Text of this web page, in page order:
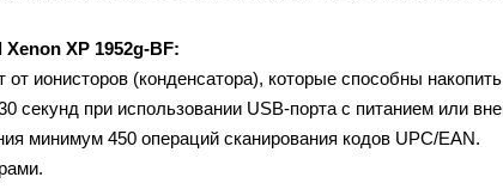
XP 1952g-BF:
от ионисторов (конденсатора), которые способны
секунд при использовании USB-порта с питанием или
минимум 450 операций сканирования кодов UPC/EAN.